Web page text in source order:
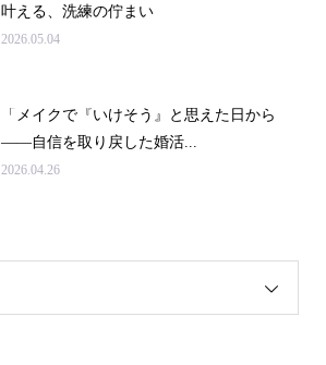
叶える、洗練の佇まい
2026.05.04
「メイクで『いけそう』と思えた日から
——自信を取り戻した婚活...
2026.04.26